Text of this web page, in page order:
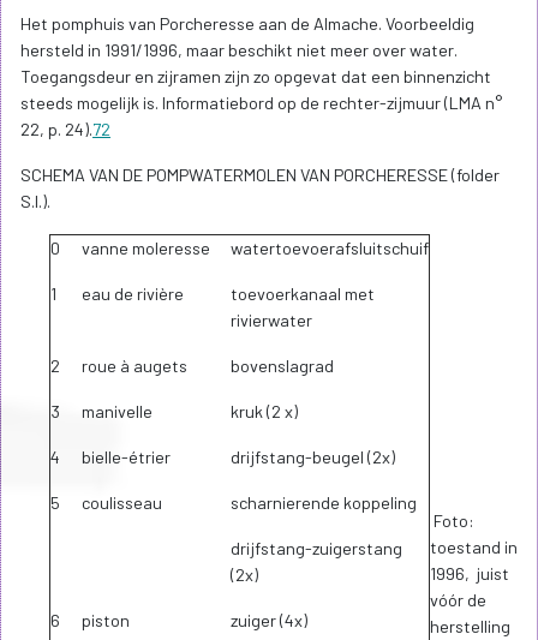
Het pomphuis van Porcheresse aan de Almache. Voorbeeldig
hersteld in 1991/1996, maar beschikt niet meer over water.
Toegangsdeur en zijramen zijn zo opgevat dat een binnenzicht
steeds mogelijk is. Informatiebord op de rechter-zijmuur (LMA n°
22, p. 24).72
SCHEMA VAN DE POMPWATERMOLEN VAN PORCHERESSE (folder
S.I.).
0 vanne moleresse watertoevoerafsluitschuif
1 eau de rivière
toevoerkanaal met
rivierwater
2 roue à augets bovenslagrad
3 manivelle kruk (2 x)
4 bielle-étrier drijfstang-beugel (2x)
5 coulisseau scharnierende koppeling
drijfstang-zuigerstang
(2x)
6 piston zuiger (4x)
Foto:
toestand in
1996, juist
vóór de
herstelling